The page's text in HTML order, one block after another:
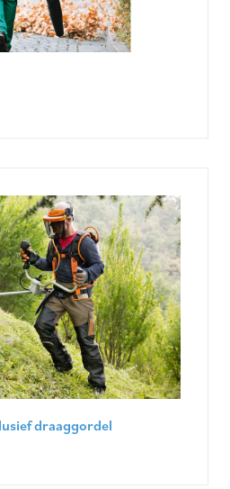
draaggordel